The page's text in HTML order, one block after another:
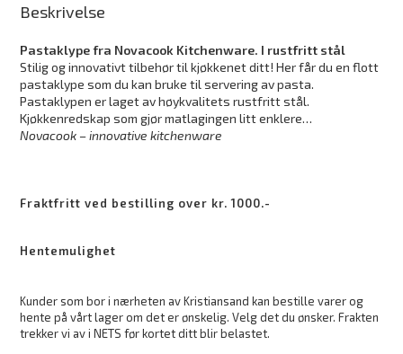
Beskrivelse
Pastaklype fra Novacook Kitchenware. I rustfritt stål
Stilig og innovativt tilbehør til kjøkkenet ditt! Her får du en flott
pastaklype som du kan bruke til servering av pasta.
Pastaklypen er laget av høykvalitets rustfritt stål.
Kjøkkenredskap som gjør matlagingen litt enklere…
Novacook – innovative kitchenware
Fraktfritt ved bestilling over kr. 1000.-
Hentemulighet
Kunder som bor i nærheten av Kristiansand kan bestille varer og
hente på vårt lager om det er ønskelig. Velg det du ønsker. Frakten
trekker vi av i NETS før kortet ditt blir belastet.